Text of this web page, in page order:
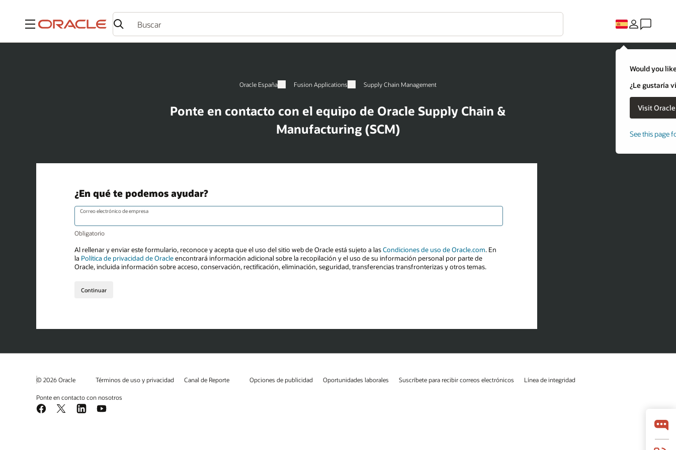
Menú
Would you
¿Le gustaría
See this page
Oracle España Fusion Applications Supply Chain Management
Ponte en contacto con el equipo de Oracle Supply Chain &
Manufacturing (SCM)
© 2026 Oracle Términos de uso y privacidad Canal de Reporte Opciones de publicidad Oportunidades laborales Suscríbete para recibir correos electrónicos Línea de integridad
Ponte en contacto con nosotros
Facebook
X LinkedInYouTube